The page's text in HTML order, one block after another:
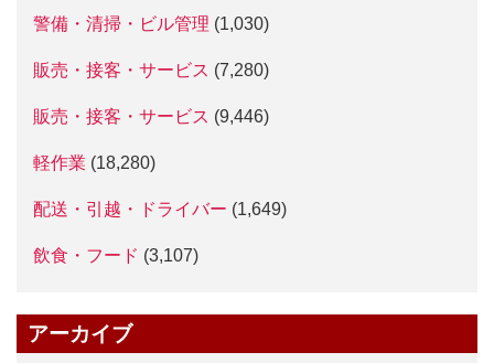
警備・清掃・ビル管理 (1,030)
販売・接客・サービス (7,280)
販売・接客・サービス (9,446)
軽作業 (18,280)
配送・引越・ドライバー (1,649)
飲食・フード (3,107)
アーカイブ